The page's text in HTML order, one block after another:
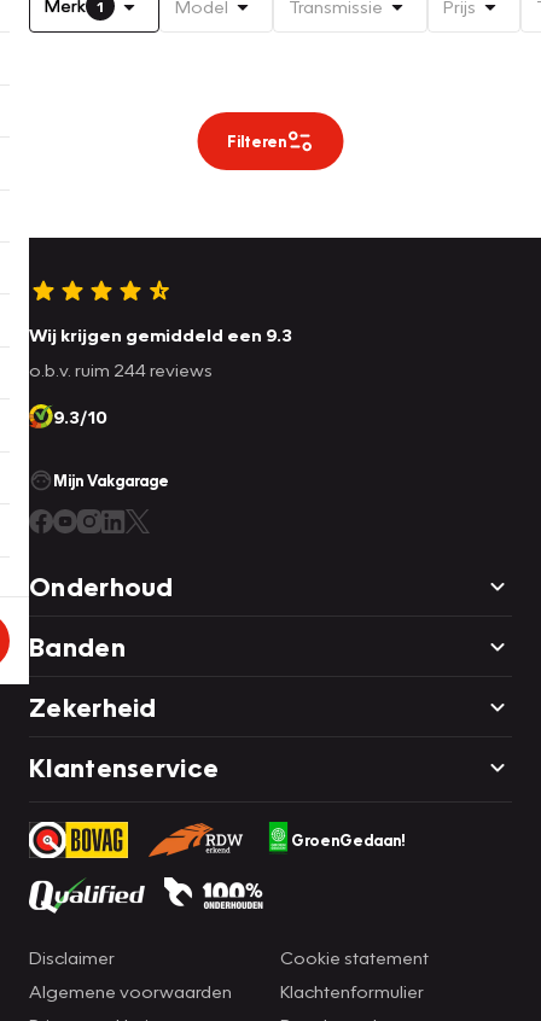
Merk 1 Model Transmissie Prijs
Filteren
Wij krijgen gemiddeld een 9.3
o.b.v. ruim 244 reviews
9.3/10
Mijn Vakgarage
Onderhoud
Banden
Zekerheid
Klantenservice
GroenGedaan!
Disclaimer
Algemene voorwaarden
Cookie statement
Klachtenformulier